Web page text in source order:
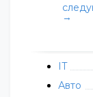
IT
Авто
→